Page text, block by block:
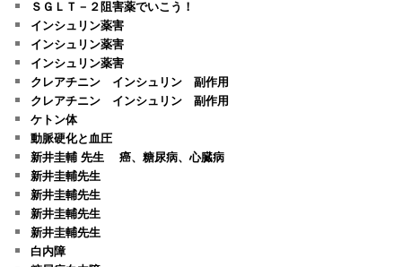
ＳＧＬＴ－２阻害薬でいこう！
インシュリン薬害
インシュリン薬害
インシュリン薬害
クレアチニン インシュリン 副作用
クレアチニン インシュリン 副作用
ケトン体
動脈硬化と血圧
新井圭輔 先生 癌、糖尿病、心臓病
新井圭輔先生
新井圭輔先生
新井圭輔先生
新井圭輔先生
白内障